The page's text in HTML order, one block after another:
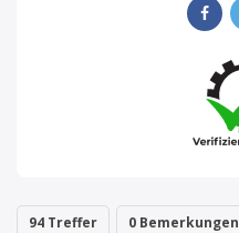
94 Treffer 0 Bemerkungen